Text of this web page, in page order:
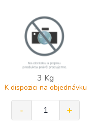
3 Kg
K dispozici na objednávku